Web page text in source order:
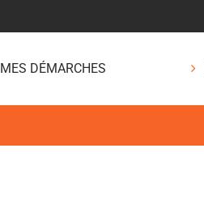
MES DÉMARCHES